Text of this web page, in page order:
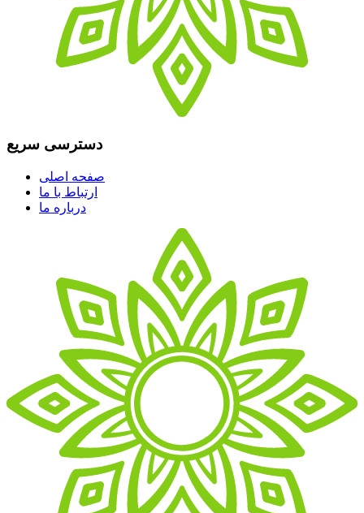
دسترسی سریع
صفحه اصلی
ارتباط با ما
درباره ما